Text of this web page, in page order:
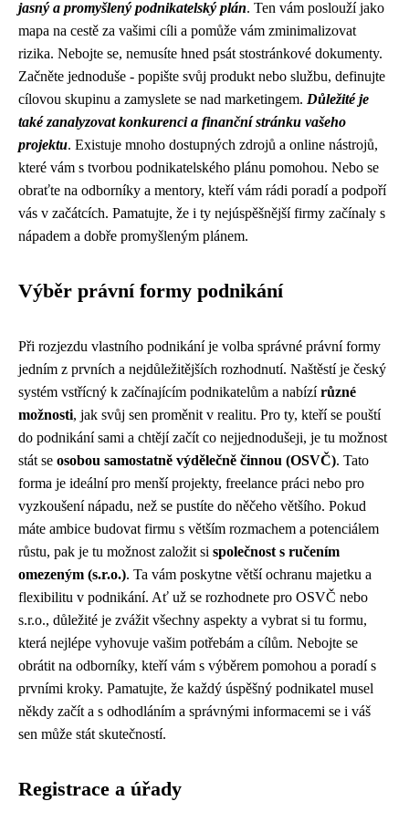
jasný a promyšlený podnikatelský plán. Ten vám poslouží jako
mapa na cestě za vašimi cíli a pomůže vám zminimalizovat
rizika. Nebojte se, nemusíte hned psát stostránkové dokumenty.
Začněte jednoduše - popište svůj produkt nebo službu, definujte
cílovou skupinu a zamyslete se nad marketingem. Důležité je
také zanalyzovat konkurenci a finanční stránku vašeho
projektu. Existuje mnoho dostupných zdrojů a online nástrojů,
které vám s tvorbou podnikatelského plánu pomohou. Nebo se
obraťte na odborníky a mentory, kteří vám rádi poradí a podpoří
vás v začátcích. Pamatujte, že i ty nejúspěšnější firmy začínaly s
nápadem a dobře promyšleným plánem.
Výběr právní formy podnikání
Při rozjezdu vlastního podnikání je volba správné právní formy
jedním z prvních a nejdůležitějších rozhodnutí. Naštěstí je český
systém vstřícný k začínajícím podnikatelům a nabízírůzné
možnosti, jak svůj sen proměnit v realitu. Pro ty, kteří se pouští
do podnikání sami a chtějí začít co nejjednodušeji, je tu možnost
stát se osobou samostatně výdělečně činnou (OSVČ). Tato
forma je ideální pro menší projekty, freelance práci nebo pro
vyzkoušení nápadu, než se pustíte do něčeho většího. Pokud
máte ambice budovat firmu s větším rozmachem a potenciálem
růstu, pak je tu možnost založit si společnost s ručením
omezeným (s.r.o.). Ta vám poskytne větší ochranu majetku a
flexibilitu v podnikání. Ať už se rozhodnete pro OSVČ nebo
s.r.o., důležité je zvážit všechny aspekty a vybrat si tu formu,
která nejlépe vyhovuje vašim potřebám a cílům. Nebojte se
obrátit na odborníky, kteří vám s výběrem pomohou a poradí s
prvními kroky. Pamatujte, že každý úspěšný podnikatel musel
někdy začít a s odhodláním a správnými informacemi se i váš
sen může stát skutečností.
Registrace a úřady